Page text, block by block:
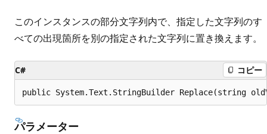
このインスタンスの部分文字列内で、指定した文字列のす
べての出現箇所を別の指定された文字列に置き換えます。
C# コピー
public System.Text.StringBuilder Replace(string
パラメーター